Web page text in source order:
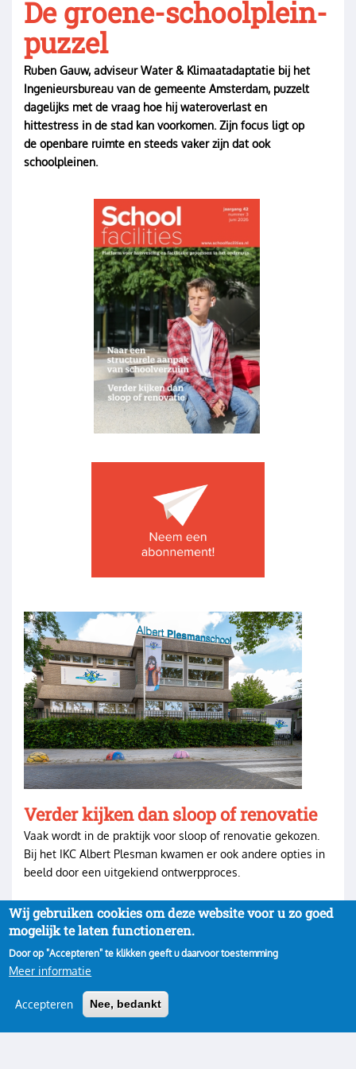
De groene-schoolplein-
puzzel
Ruben Gauw, adviseur Water & Klimaatadaptatie bij het
Ingenieursbureau van de gemeente Amsterdam, puzzelt
dagelijks met de vraag hoe hij wateroverlast en
hittestress in de stad kan voorkomen. Zijn focus ligt op
de openbare ruimte en steeds vaker zijn dat ook
schoolpleinen.
Image
Image
Verder kijken dan sloop of renovatie
Vaak wordt in de praktijk voor sloop of renovatie gekozen.
Bij het IKC Albert Plesman kwamen er ook andere opties in
beeld door een uitgekiend ontwerpproces.
Gebruikersmenu
Privacy Inloggen
Wij gebruiken cookies om deze website voor u zo goed
mogelijk te laten functioneren.
Door op "Accepteren" te klikken geeft u daarvoor toestemming
Meer informatie
Accepteren Nee, bedankt